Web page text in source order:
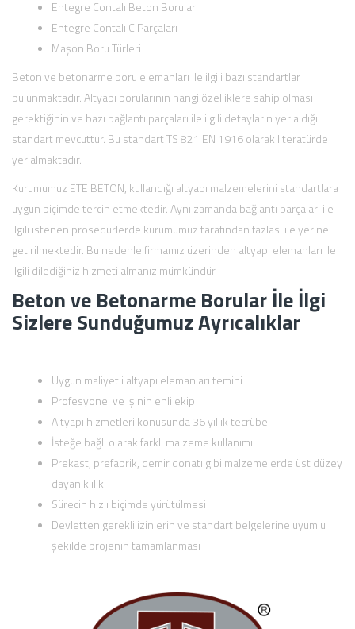
Entegre Contalı Beton Borular
Entegre Contalı C Parçaları
Maşon Boru Türleri
Beton ve betonarme boru elemanları ile ilgili bazı standartlar
bulunmaktadır. Altyapı borularının hangi özelliklere sahip olması
gerektiğinin ve bazı bağlantı parçaları ile ilgili detayların yer aldığı
standart mevcuttur. Bu standart TS 821 EN 1916 olarak literatürde
yer almaktadır.
Kurumumuz ETE BETON, kullandığı altyapı malzemelerini standartlara
uygun biçimde tercih etmektedir. Aynı zamanda bağlantı parçaları ile
ilgili istenen prosedürlerde kurumumuz tarafından fazlası ile yerine
getirilmektedir. Bu nedenle firmamız üzerinden altyapı elemanları ile
ilgili dilediğiniz hizmeti almanız mümkündür.
Beton ve Betonarme Borular İle İlgi
Sizlere Sunduğumuz Ayrıcalıklar
Uygun maliyetli altyapı elemanları temini
Profesyonel ve işinin ehli ekip
Altyapı hizmetleri konusunda 36 yıllık tecrübe
İsteğe bağlı olarak farklı malzeme kullanımı
Prekast, prefabrik, demir donatı gibi malzemelerde üst düzey
dayanıklılık
Sürecin hızlı biçimde yürütülmesi
Devletten gerekli izinlerin ve standart belgelerine uyumlu
şekilde projenin tamamlanması